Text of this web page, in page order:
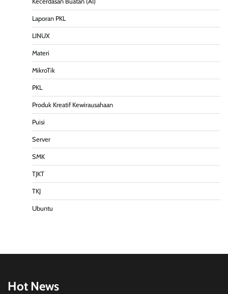
Laporan PKL
LINUX
Materi
MikroTik
PKL
Produk Kreatif Kewirausahaan
Puisi
Server
SMK
TJKT
TKJ
Ubuntu
Hot News